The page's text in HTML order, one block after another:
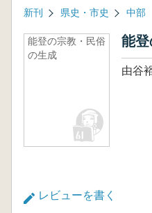
新刊 県史・市史 中部
能登の宗教・民俗
の生成
能
由谷
レビューを書く